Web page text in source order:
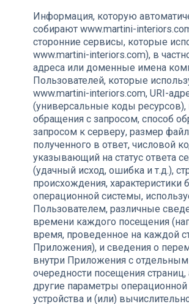
Информация, которую
собирают www.martini-
сторонние сервисы, которые
www.martini-interiors.com), в
адреса или доменные имена
Пользователей, которые
www.martini-interiors.com, URI-
(универсальные коды
обращения с запросом, способ
запросом к серверу, размер
полученного в ответ, числовой
указывающий на статус ответа
(удачный исход, ошибка и т.д.),
происхождения, характеристики
операционной системы,
Пользователем, различные
времени каждого посещения
время, проведенное на каждой
Приложения), и сведения о
внутри Приложения с
очередности посещения страниц,
другие параметры
устройства и (или)